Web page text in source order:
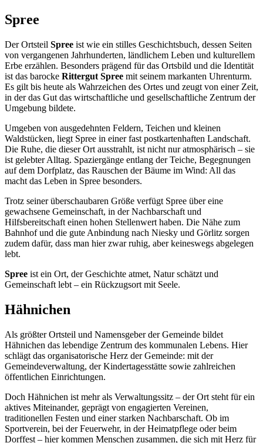
Spree
Der Ortsteil Spree ist wie ein stilles Geschichtsbuch, dessen Seiten
von vergangenen Jahrhunderten, ländlichem Leben und kulturellem
Erbe erzählen. Besonders prägend für das Ortsbild und die Identität
ist das barocke Rittergut Spree mit seinem markanten Uhrenturm.
Es gilt bis heute als Wahrzeichen des Ortes und zeugt von einer Zeit,
in der das Gut das wirtschaftliche und gesellschaftliche Zentrum der
Umgebung bildete.
Umgeben von ausgedehnten Feldern, Teichen und kleinen
Waldstücken, liegt Spree in einer fast postkartenhaften Landschaft.
Die Ruhe, die dieser Ort ausstrahlt, ist nicht nur atmosphärisch – sie
ist gelebter Alltag. Spaziergänge entlang der Teiche, Begegnungen
auf dem Dorfplatz, das Rauschen der Bäume im Wind: All das
macht das Leben in Spree besonders.
Trotz seiner überschaubaren Größe verfügt Spree über eine
gewachsene Gemeinschaft, in der Nachbarschaft und
Hilfsbereitschaft einen hohen Stellenwert haben. Die Nähe zum
Bahnhof und die gute Anbindung nach Niesky und Görlitz sorgen
zudem dafür, dass man hier zwar ruhig, aber keineswegs abgelegen
lebt.
Spree ist ein Ort, der Geschichte atmet, Natur schätzt und
Gemeinschaft lebt – ein Rückzugsort mit Seele.
Hähnichen
Als größter Ortsteil und Namensgeber der Gemeinde bildet
Hähnichen das lebendige Zentrum des kommunalen Lebens. Hier
schlägt das organisatorische Herz der Gemeinde: mit der
Gemeindeverwaltung, der Kindertagesstätte sowie zahlreichen
öffentlichen Einrichtungen.
Doch Hähnichen ist mehr als Verwaltungssitz – der Ort steht für ein
aktives Miteinander, geprägt von engagierten Vereinen,
traditionellen Festen und einer starken Nachbarschaft. Ob im
Sportverein, bei der Feuerwehr, in der Heimatpflege oder beim
Dorffest – hier kommen Menschen zusammen, die sich mit Herz für